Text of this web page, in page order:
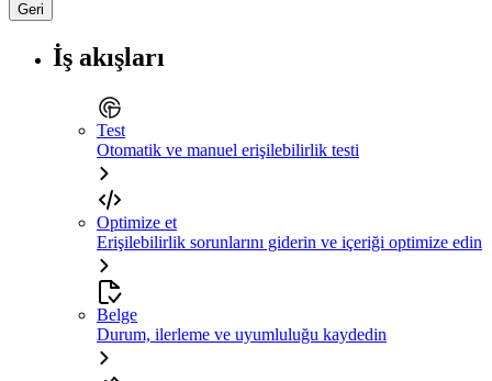
Geri
İş akışları
Test
Otomatik ve manuel erişilebilirlik testi
Optimize et
Erişilebilirlik sorunlarını giderin ve içeriği optimize edin
Belge
Durum, ilerleme ve uyumluluğu kaydedin